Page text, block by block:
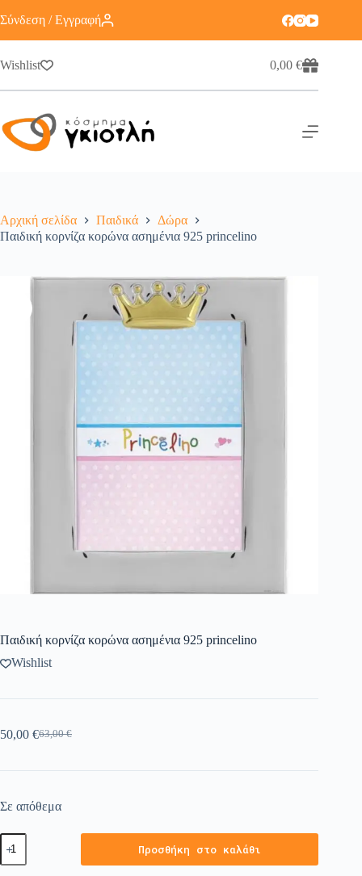
Σύνδεση / Εγγραφή
Wishlist 0,00€
Αρχική σελίδα Παιδικά
Δώρα
Παιδική κορνίζα κορώνα ασημένια 925 princelino
Παιδική κορνίζα κορώνα ασημένια 925 princelino
Wishlist
63,00€
50,00 €
Σε απόθεμα
Προσθήκη στο καλάθι